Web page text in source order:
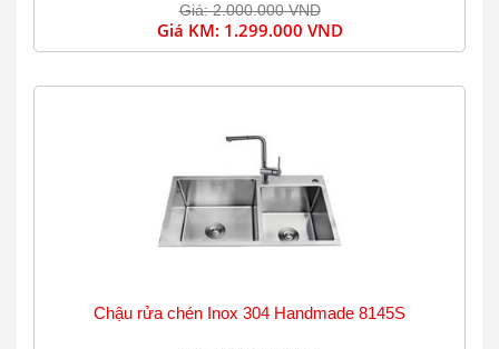
Giá: 2.000.000 VND
Giá KM: 1.299.000 VND
Chậu rửa chén Inox 304 Handmade 8145S